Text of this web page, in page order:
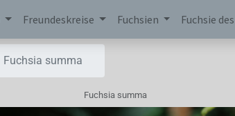
Freundeskreise Fuchsien Fuchsie
Fuchsia summa
Fuchsia summa